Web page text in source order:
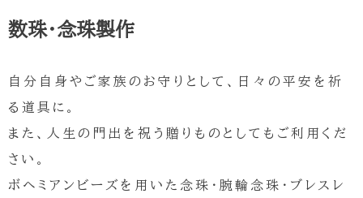
数珠・念珠製作
自分自身やご家族のお守りとして、日々の平安を祈
る道具に。
また、人生の門出を祝う贈りものとしてもご利用くだ
さい。
ボヘミアンビーズを用いた念珠・腕輪念珠・ブレスレ